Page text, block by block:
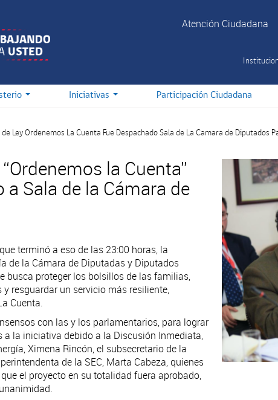
Atención Ciudadana
Iniciativas Participación Ciudadana
Ley Ordenemos La Cuenta Fue Despachado Sala de La Camara de Diputados
la Cuenta”
Sala de la Cámara de
terminó a eso de las 23:00 horas, la
de la Cámara de Diputadas y Diputados
busca proteger los bolsillos de las familias,
resguardar un servicio más resiliente,
Cuenta.
con las y los parlamentarios, para lograr
la iniciativa debido a la Discusión Inmediata,
Ximena Rincón, el subsecretario de la
de la SEC, Marta Cabeza, quienes
el proyecto en su totalidad fuera aprobado,